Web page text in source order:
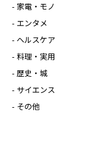
- 家電・モノ
- エンタメ
- ヘルスケア
- 料理・実用
- 歴史・城
- サイエンス
- その他